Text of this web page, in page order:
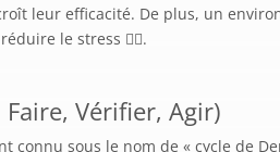
leur efficacité. De plus, un
le stress 🧘‍♀️.
Faire, Vérifier, Agir)
connu sous le nom de « cycle de